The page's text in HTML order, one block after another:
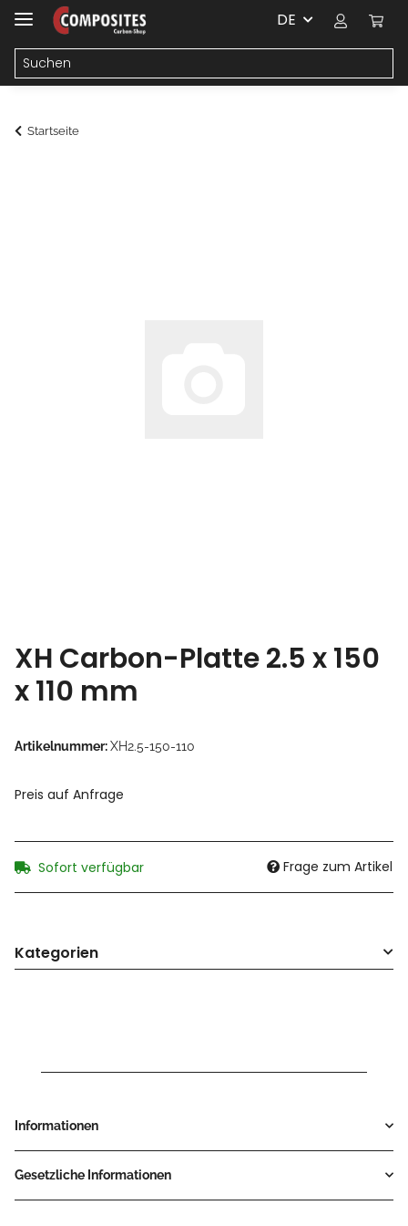
DE
Startseite
XH Carbon-Platte 2.5 x 150
x 110 mm
Artikelnummer:XH2.5-150-110
Preis auf Anfrage
Sofort verfügbar Frage zum Artikel
Kategorien
Informationen
Gesetzliche Informationen